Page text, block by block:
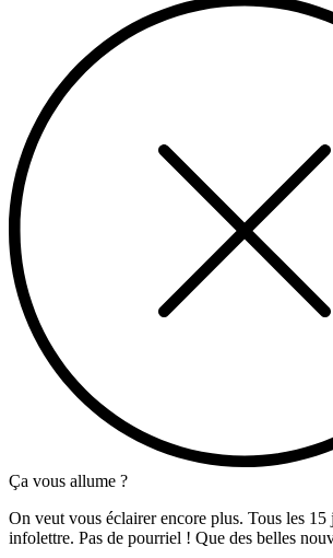
Ça vous allume ?
On veut vous éclairer encore plus. Tous les 15
infolettre. Pas de pourriel ! Que des belles